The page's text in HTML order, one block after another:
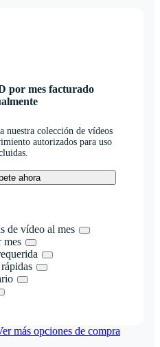
por mes facturado
nuestra colección de vídeos
autorizados para uso
ahora
de vídeo al mes
mes
más opciones de compra